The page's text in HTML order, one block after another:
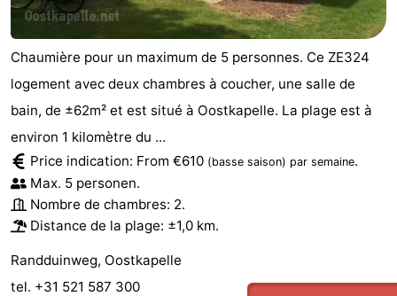
Chaumière pour un maximum de 5 personnes. Ce ZE324
logement avec deux chambres à coucher, une salle de
bain, de ±62m² et est situé à Oostkapelle. La plage est à
environ 1 kilomètre du ...
Price indication: From €610 (basse saison) par semaine.
Max. 5 personen.
Nombre de chambres: 2.
Distance de la plage: ±1,0 km.
Randduinweg, Oostkapelle
tel. +31 521 587 300